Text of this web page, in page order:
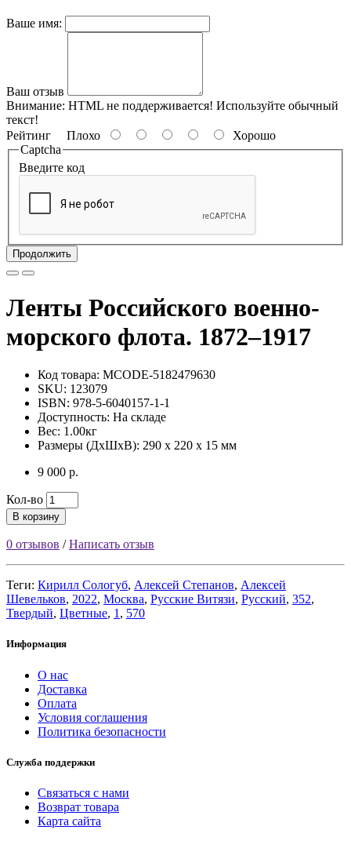
Ваше имя:
Ваш отзыв
Внимание: HTML не поддерживается! Используйте обычный
текст!
Рейтинг Плохо
Хорошо
Captcha
Введите код
Продолжить
Ленты Российского военно-
морского флота. 1872–1917
Код товара: MCODE-5182479630
SKU: 123079
ISBN: 978-5-6040157-1-1
Доступность: На складе
Вес: 1.00кг
Размеры (ДxШxВ): 290 x 220 x 15 мм
9 000 р.
Кол-во
В корзину
0 отзывов /Написать отзыв
Теги: Кирилл Сологуб, Алексей Степанов, Алексей
Шевельков, 2022, Москва, Русские Витязи, Русский, 352,
Твердый, Цветные, 1 , 570
Информация
О нас
Доставка
Оплата
Условия соглашения
Политика безопасности
Служба поддержки
Связаться с нами
Возврат товара
Карта сайта